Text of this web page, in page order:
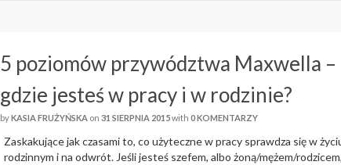
5 poziomów przywództwa Maxwella –
gdzie jesteś w pracy i w rodzinie?
byKASIA FRUŻYŃSKA on31 SIERPNIA 2015with0 KOMENTARZY
Zaskakujące jak czasami to, co użyteczne w pracy sprawdza się w
rodzinnym i na odwrót. Jeśli jesteś szefem, albo żoną/mężem/rodzicem,